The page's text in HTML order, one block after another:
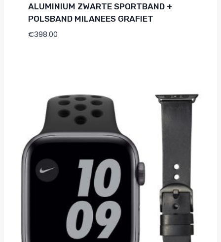
ALUMINIUM ZWARTE SPORTBAND +
POLSBAND MILANEES GRAFIET
€398.00